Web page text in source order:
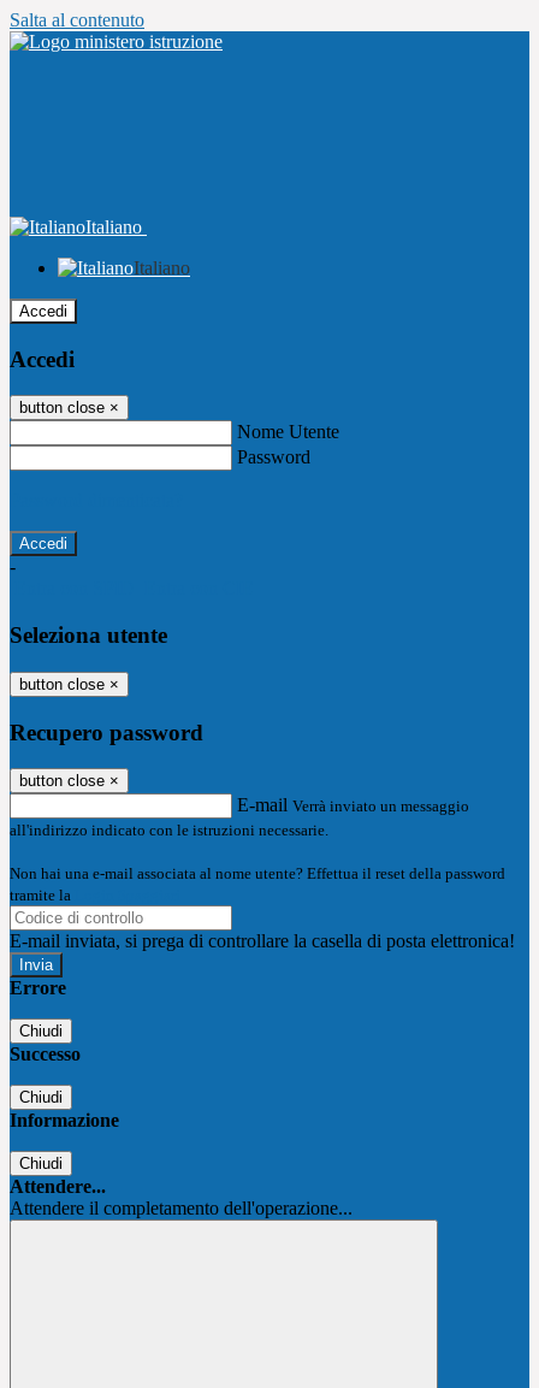
Salta al contenuto
Italiano
Italiano
Accedi
Accedi
button close ×
Nome Utente
Password
-
Seleziona utente
button close ×
Recupero password
button close ×
E-mail Verrà inviato un messaggio
all'indirizzo indicato con le istruzioni necessarie.
Non hai una e-mail associata al nome utente? Effettua il reset della password
tramite la
E-mail inviata, si prega di controllare la casella di posta elettronica!
Errore
Chiudi
Successo
Chiudi
Informazione
Chiudi
Attendere...
Attendere il completamento dell'operazione...